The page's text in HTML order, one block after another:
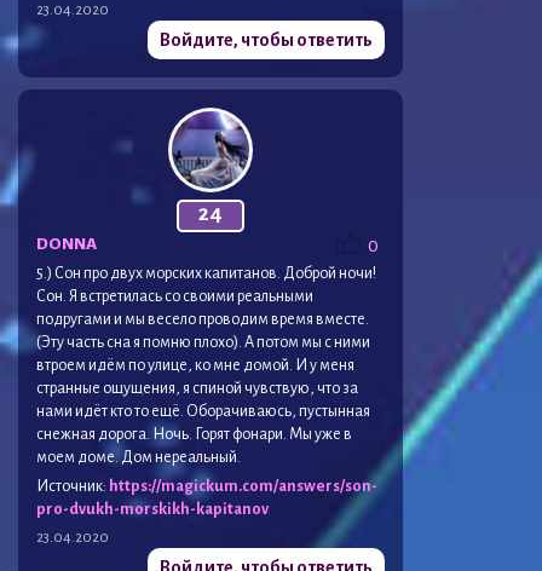
23.04.2020
Войдите, чтобы ответить
24
0
DONNA
5.) Сон про двух морских капитанов. Доброй ночи!
Сон. Я встретилась со своими реальными
подругами и мы весело проводим время вместе.
(Эту часть сна я помню плохо). А потом мы с ними
втроем идём по улице, ко мне домой. И у меня
странные ощущения, я спиной чувствую, что за
нами идёт кто то ещё. Оборачиваюсь, пустынная
снежная дорога. Ночь. Горят фонари. Мы уже в
моем доме. Дом нереальный.
Источник: https://magickum.com/answers/son-
pro-dvukh-morskikh-kapitanov
23.04.2020
Войдите, чтобы ответить